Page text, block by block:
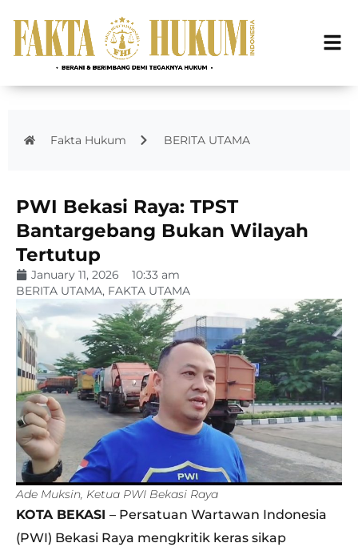
Fakta Hukum BERITA UTAMA
PWI Bekasi Raya: TPST
Bantargebang Bukan Wilayah
Tertutup
January 11, 2026
10:33 am
BERITA UTAMA, FAKTA UTAMA
Ade Muksin, Ketua PWI Bekasi Raya
KOTA BEKASI – Persatuan Wartawan Indonesia
(PWI) Bekasi Raya mengkritik keras sikap